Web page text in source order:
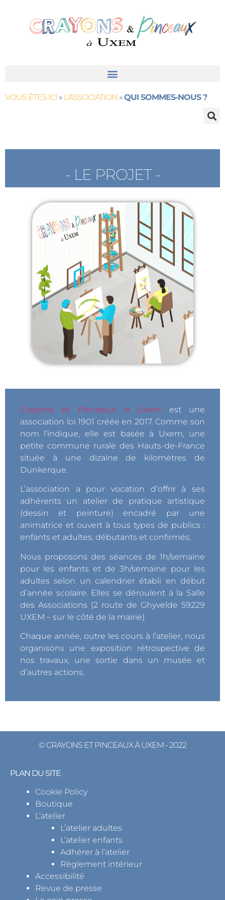
VOUS ÊTES ICI » L’ASSOCIATION »QUI SOMMES-NOUS ?
- LE PROJET -
Crayons et Pinceaux à Uxem est une
association loi 1901 créée en 2017. Comme son
nom l’indique, elle est basée à Uxem, une
petite commune rurale des Hauts-de-France
située à une dizaine de kilomètres de
Dunkerque.
L’association a pour vocation d’offrir à ses
adhérents un atelier de pratique artistique
(dessin et peinture) encadré par une
animatrice et ouvert à tous types de publics :
enfants et adultes, débutants et confirmés.
Nous proposons des séances de 1h/semaine
pour les enfants et de 3h/semaine pour les
adultes selon un calendrier établi en début
d’année scolaire. Elles se déroulent à la Salle
des Associations (2 route de Ghyvelde 59229
UXEM – sur le côté de la mairie).
Chaque année, outre les cours à l’atelier, nous
organisons une exposition rétrospective de
nos travaux, une sortie dans un musée et
d’autres actions.
© CRAYONS ET PINCEAUX À UXEM - 2022
PLAN DU SITE
Cookie Policy
Boutique
L’atelier
L’atelier adultes
L’atelier enfants
Adhérer à l’atelier
Règlement intérieur
Accessibilité
Revue de presse